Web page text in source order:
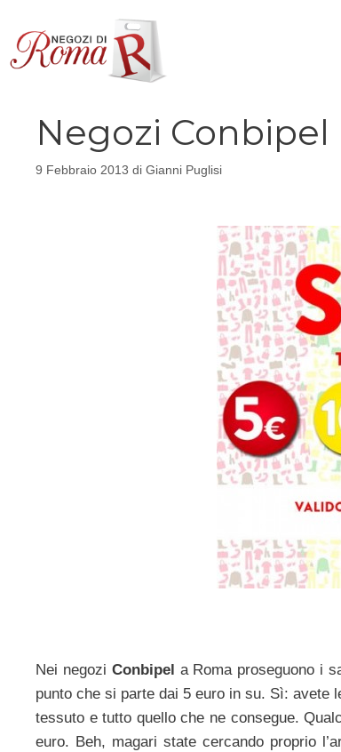
contenuto
Negozi
9 Febbraio 2013 di Gianni Puglisi
Nei negozi Conbipel a Roma proseguono i
punto che si parte dai 5 euro in su. Sì: avete
tessuto e tutto quello che ne consegue.
euro. Beh, magari state cercando proprio